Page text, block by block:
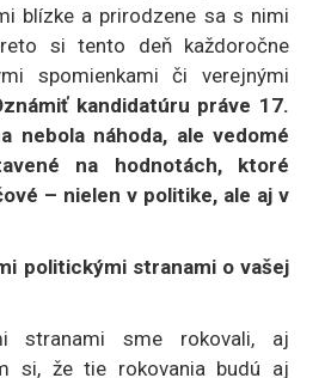
blízke a prirodzene sa s nimi
si tento deň každoročne
spomienkami či verejnými
kandidatúru práve 17.
nebola náhoda, ale vedomé
na hodnotách, ktoré
– nielen v politike, ale aj v
politickými stranami o vašej
stranami sme rokovali, aj
si, že tie rokovania budú aj